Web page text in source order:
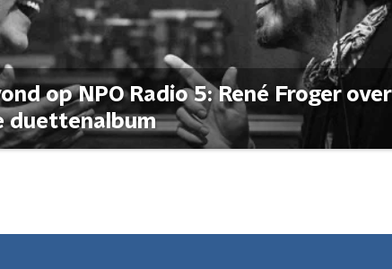
op NPO Radio 5: René Froger over
duettenalbum